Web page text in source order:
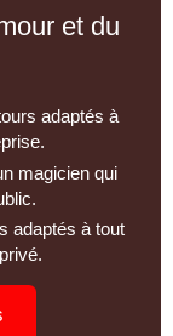
et du
adaptés à
magicien qui
adaptés à tout